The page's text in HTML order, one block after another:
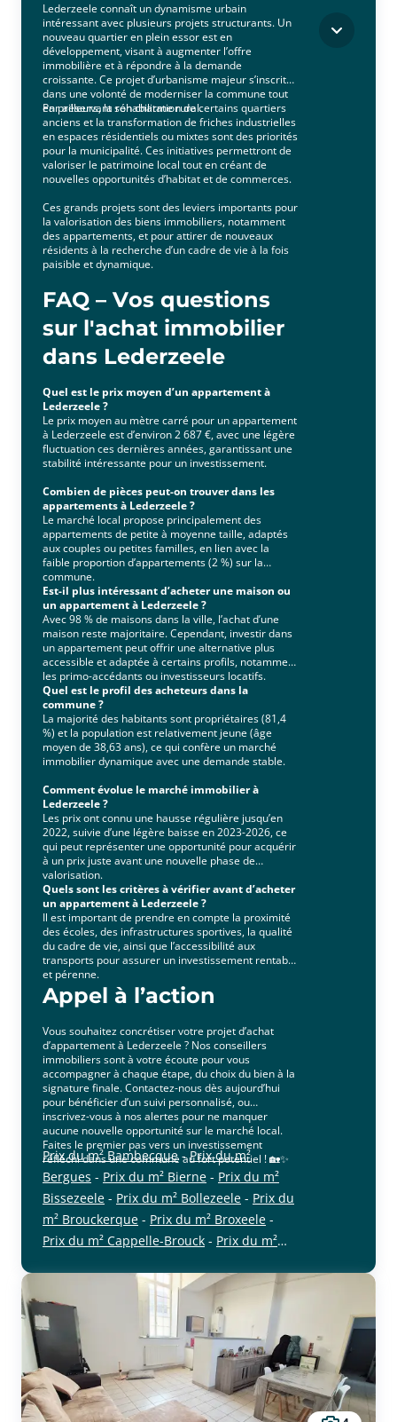
Lederzeele connaît un dynamisme urbain
intéressant avec plusieurs projets structurants. Un
nouveau quartier en plein essor est en
développement, visant à augmenter l’offre
immobilière et à répondre à la demande
croissante. Ce projet d’urbanisme majeur s’inscrit
dans une volonté de moderniser la commune tout
en préservant son charme rural.
Par ailleurs, la réhabilitation de certains quartiers
anciens et la transformation de friches industrielles
en espaces résidentiels ou mixtes sont des priorités
pour la municipalité. Ces initiatives permettront de
valoriser le patrimoine local tout en créant de
nouvelles opportunités d’habitat et de commerces.
Ces grands projets sont des leviers importants pour
la valorisation des biens immobiliers, notamment
des appartements, et pour attirer de nouveaux
résidents à la recherche d’un cadre de vie à la fois
paisible et dynamique.
FAQ – Vos questions
sur l'achat immobilier
dans Lederzeele
Quel est le prix moyen d’un appartement à
Lederzeele ?
Le prix moyen au mètre carré pour un appartement
à Lederzeele est d’environ 2 687 €, avec une légère
fluctuation ces dernières années, garantissant une
stabilité intéressante pour un investissement.
Combien de pièces peut-on trouver dans les
appartements à Lederzeele ?
Le marché local propose principalement des
appartements de petite à moyenne taille, adaptés
aux couples ou petites familles, en lien avec la
faible proportion d’appartements (2 %) sur la
commune.
Est-il plus intéressant d’acheter une maison ou
un appartement à Lederzeele ?
Avec 98 % de maisons dans la ville, l’achat d’une
maison reste majoritaire. Cependant, investir dans
un appartement peut offrir une alternative plus
accessible et adaptée à certains profils, notamment
les primo-accédants ou investisseurs locatifs.
Quel est le profil des acheteurs dans la
commune ?
La majorité des habitants sont propriétaires (81,4
%) et la population est relativement jeune (âge
moyen de 38,63 ans), ce qui confère un marché
immobilier dynamique avec une demande stable.
Comment évolue le marché immobilier à
Lederzeele ?
Les prix ont connu une hausse régulière jusqu’en
2022, suivie d’une légère baisse en 2023-2026, ce
qui peut représenter une opportunité pour acquérir
à un prix juste avant une nouvelle phase de
valorisation.
Quels sont les critères à vérifier avant d’acheter
un appartement à Lederzeele ?
Il est important de prendre en compte la proximité
des écoles, des infrastructures sportives, la qualité
du cadre de vie, ainsi que l’accessibilité aux
transports pour assurer un investissement rentable
et pérenne.
Appel à l’action
Vous souhaitez concrétiser votre projet d’achat
d’appartement à Lederzeele ? Nos conseillers
immobiliers sont à votre écoute pour vous
accompagner à chaque étape, du choix du bien à la
signature finale. Contactez-nous dès aujourd’hui
pour bénéficier d’un suivi personnalisé, ou
inscrivez-vous à nos alertes pour ne manquer
aucune nouvelle opportunité sur le marché local.
Faites le premier pas vers un investissement
réfléchi dans une commune au fort potentiel ! 🏡✨
Prix du m² Bambecque-Prix du m²
Bergues - Prix du m² Bierne - Prix du m²
Bissezeele - Prix du m² Bollezeele - Prix du
m² Brouckerque - Prix du m² Broxeele -
Prix du m² Cappelle-Brouck - Prix du m²
Prix du m² Esquelbecq -
Prix
du m² Herzeele
Prix du m² Holque
Prix
du m² Hondschoote
Prix du m² Hoymille
Prix du m² Killem- Prix du m² Lederzeele -
Prix du m² Ledringhem-Prix du m²
Looberghe-Prix du m² Merckeghem -Prix
du m² Millam-Prix du m² Nieurlet-Prix